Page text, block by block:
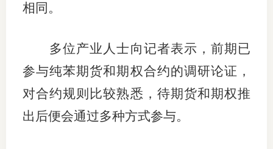
协会采
廉政举
相同。
多位产业人士向记者表示，前期已
参与纯苯期货和期权合约的调研论证，
对合约规则比较熟悉，待期货和期权推
出后便会通过多种方式参与。